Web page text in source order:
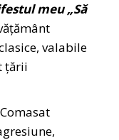
meu „Să
valabile
țării